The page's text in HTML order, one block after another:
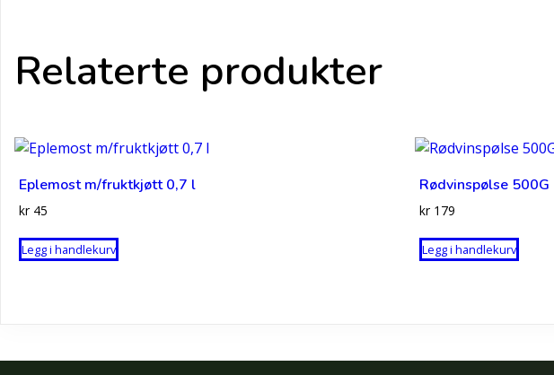
Relaterte produkter
Eplemost m/fruktkjøtt 0,7 l
kr 45
Legg i handlekurv
Rødvinspølse 500G
kr 179
Legg i handlekurv